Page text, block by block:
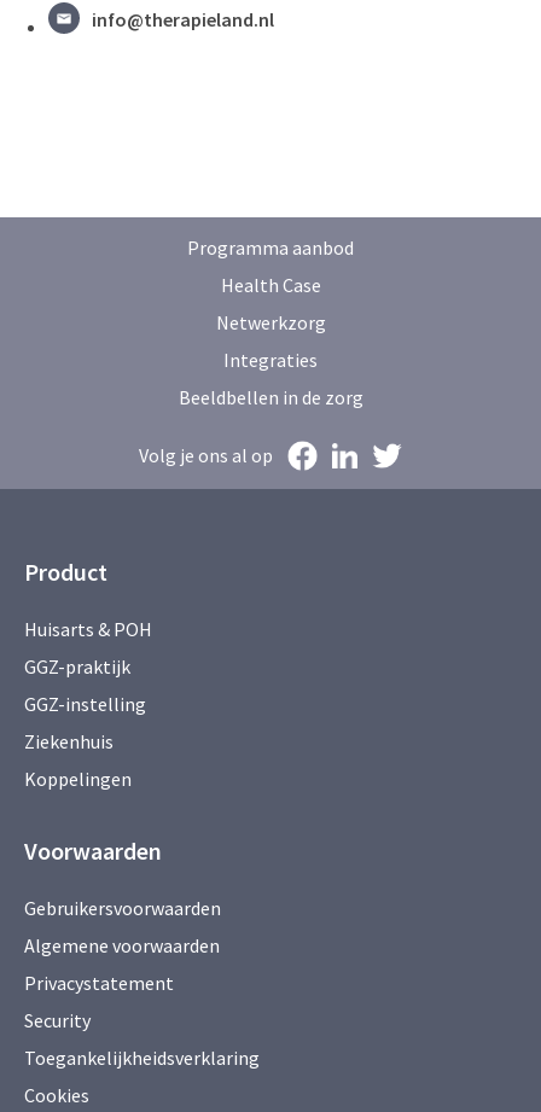
info@therapieland.nl
Programma aanbod
Health Case
Netwerkzorg
Integraties
Beeldbellen in de zorg
Volg je ons al op
Product
Huisarts & POH
GGZ-praktijk
GGZ-instelling
Ziekenhuis
Koppelingen
Voorwaarden
Gebruikersvoorwaarden
Algemene voorwaarden
Privacystatement
Security
Toegankelijkheidsverklaring
Cookies